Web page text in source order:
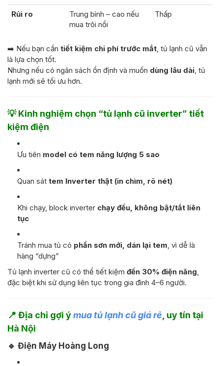
Rủi ro
Trung bình – cao nếu
mua trôi nổi
Thấp
➡️ Nếu bạn cần tiết kiệm chi phí trước mắt, tủ lạnh cũ vẫn
là lựa chọn tốt.
Nhưng nếu có ngân sách ổn định và muốn dùng lâu dài, tủ
lạnh mới sẽ tối ưu hơn.
💡Kinh nghiệm chọn “tủ lạnh cũ inverter” tiết
kiệm điện
Ưu tiên model có tem năng lượng 5 sao
Quan sát tem Inverter thật (in chìm, rõ nét)
Khi chạy, block inverter chạy đều, không bật/tắt liên
tục
Tránh mua tủ có phần sơn mới, dán lại tem, vì dễ là
hàng “dựng”
Tủ lạnh inverter cũ có thể tiết kiệm đến 30% điện năng,
đặc biệt khi sử dụng liên tục trong gia đình 4–6 người.
📍 Địa chỉ gợi ýmua tủ lạnh cũ giá rẻ , uy tín tại
Hà Nội
🔹 Điện Máy Hoàng Long